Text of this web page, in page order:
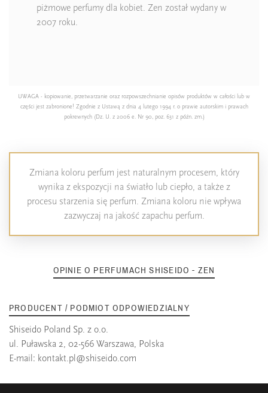
piżmowe perfumy dla kobiet. Zen został wydany w
2007 roku.
UWAGA - kopiowanie, przetwarzanie oraz rozpowszechnianie opisów produktów w całości lub w
części jest zabronione! Zgodnie z Ustawą z dnia 4 lutego 1994 r. o prawie autorskim i prawach
pokrewnych (Dz. U. z 2006 e. Nr 90, poz. 631 z późn. zm.)
Zmiana koloru perfum jest naturalnym procesem, który
wynika z ekspozycji na światło lub ciepło, a także z
procesu starzenia się perfum. Zmiana koloru nie wpływa
zazwyczaj na jakość zapachu perfum.
OPINIE O PERFUMACH SHISEIDO - ZEN
PRODUCENT / PODMIOT ODPOWIEDZIALNY
Shiseido Poland Sp. z o.o.
ul. Puławska 2, 02-566 Warszawa, Polska
E-mail: kontakt.pl@shiseido.com